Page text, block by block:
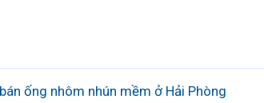
ống nhôm nhún mềm ở Hải Phòng